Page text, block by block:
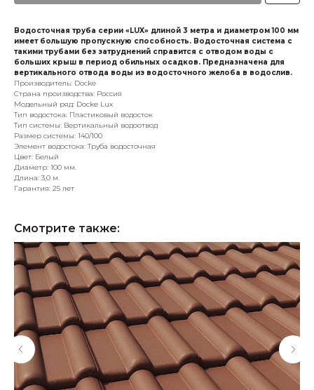
Водосточная труба серии «LUX» длиной 3 метра и диаметром 100 мм
имеет большую пропускную способность. Водосточная система с
такими трубами без затруднений справится с отводом воды с
больших крыш в период обильных осадков. Предназначена для
вертикального отвода воды из водосточного желоба в водослив.
Производитель: Docke
Страна производства: Россия
Модельный ряд: Docke Lux
Тип водостока: Пластиковый водосток
Тип системы: Вертикальный водоотвод
Размер системы: 140/100
Элемент водостока: Труба водосточная
Цвет: Белый
Диаметр: 100 мм.
Длина: 3,0 м.
Гарантия: 25 лет
Смотрите также: